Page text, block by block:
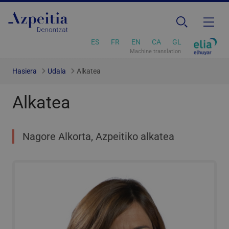
ES FR EN CA GL
Machine translation
Hasiera Udala Alkatea
Alkatea
Nagore Alkorta, Azpeitiko alkatea